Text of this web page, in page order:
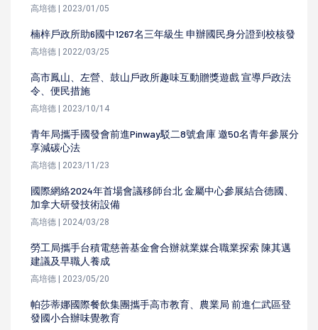
高培德 | 2023/01/05
楠梓戶政所助6國中1267名三年級生 申辦國民身分證到校核發
高培德 | 2022/03/25
高市鳳山、左營、鼓山戶政所趣味互動贈獎遊戲 宣導戶政法
令、便民措施
高培德 | 2023/10/14
青年局攜手國發會前進Pinway駁二8號倉庫 邀50名青年參展分
享減碳心法
高培德 | 2023/11/23
國際網絡2024年首場會議移師台北 金屬中心參展結合德國、
加拿大研發技術設備
高培德 | 2024/03/28
勞工局攜手台積電慈善基金會合辦就業媒合職業探索 陳其邁
建議及早職人養成
高培德 | 2023/05/20
帕莎蒂娜國際餐飲集團攜手高市教育、農業局 前進仁武區登
發國小合辦味覺教育